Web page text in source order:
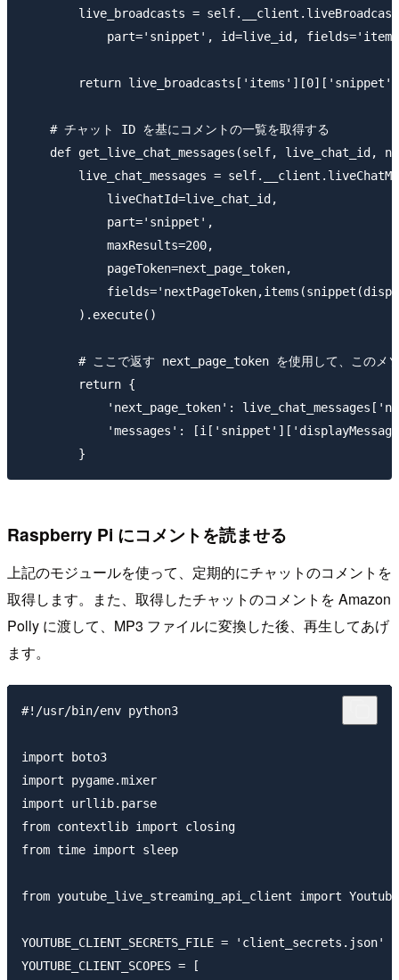
live_broadcasts =
part='snippet', id=live_id,
return
    # チャット ID を基にコメントの一覧を取得する
def get_live_chat_messages(self, live_chat_id,
live_chat_messages =
            liveChatId=live_chat_id,
            part='snippet',
            maxResults=200,
            pageToken=next_page_token,
        ).execute()
# ここで返す next_page_token を使用して、このメ
        return {
'next_page_token':
'messages':
Raspberry Pi にコメントを読ませる
上記のモジュールを使って、定期的にチャットのコメントを
取得します。また、取得したチャットのコメントを Amazon
Polly に渡して、MP3 ファイルに変換した後、再生してあげ
ます。
#!/usr/bin/env python3
import boto3
import pygame.mixer
import urllib.parse
from contextlib import closing
from time import sleep
from youtube_live_streaming_api_client import
YOUTUBE_CLIENT_SECRETS_FILE = 'client_secrets.json'
YOUTUBE_CLIENT_SCOPES = [